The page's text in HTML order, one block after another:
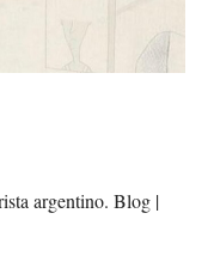
argentino. Blog |